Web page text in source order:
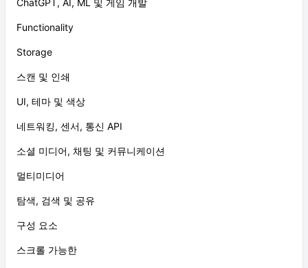
ChatGPT, AI, ML 및 게임 개발
Functionality
Storage
스캔 및 인쇄
UI, 테마 및 색상
네트워킹, 센서, 통신 API
소셜 미디어, 채팅 및 커뮤니케이션
멀티미디어
탐색, 검색 및 공유
구성 요소
스크롤 가능한